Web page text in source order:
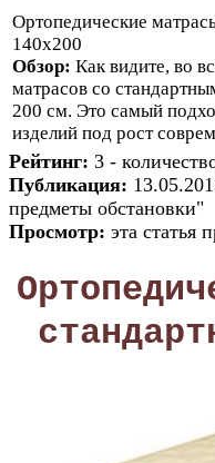
Ортопедические
140х200
Обзор: Как видите, во
матрасов со
200 см. Это самый
изделий под рост
Рейтинг: 3 -
Публикация:
предметы обстановки"
Просмотр: эта статья